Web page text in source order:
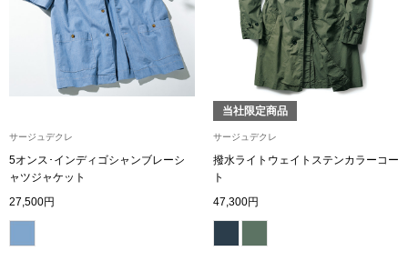
ヘンリーコッ
サージュデクレ
5オンス･インディゴシャンブレーシ
ャツジャケット
27,500円
当社限定商品
サージュデクレ
撥水ライトウェイトステンカラーコー
ト
47,300円